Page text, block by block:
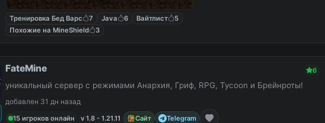
Тренировка Бед Варс 7 Java 6 Вайтлист
5
Похожие на MineShield
3
FateMine 6
уникальный сервер с режимами Анархия, Гриф, RPG, Tycoon и Брейнроты!
добавлен 31 дн назад
15 игроков онлайн
v 1.8 - 1.21.11 Сайт Telegram